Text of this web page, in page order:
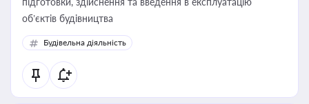
об’єктів будівництва
Будівельна діяльність